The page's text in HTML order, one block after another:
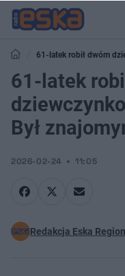
61-latek robił dwóm
rodziny ofiar
61-latek
Był
2026-02-24 11:05
Redakcja Eska